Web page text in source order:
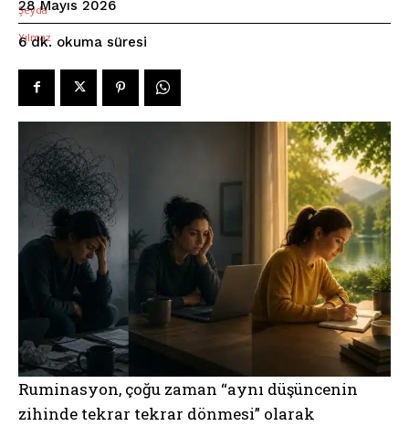
28 Mayıs 2026
6dk. okuma süresi
Ruminasyon, çoğu zaman “aynı düşüncenin
zihinde tekrar tekrar dönmesi” olarak